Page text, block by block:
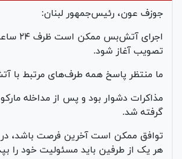
جوزف عون، رئیس‌‎جمهور لبنان:
اجرای
تصویب آغاز شود.
ما منتظر پاسخ همه طرف‌های مرتبط
مذاکرات دشوار بود و پس از مداخله مارکو
گرفته شد.
توافق ممکن است آخرین فرصت باشد،
هر یک از طرفین باید مسئولیت خود را